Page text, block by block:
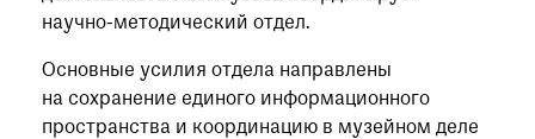
Опрос о качестве работы музея
Просим вас пройти опрос
о качестве работы музея. Ваше
научно-методический отдел.
Основные усилия отдела направлены
на сохранение единого информационного
пространства и координацию в музейном деле